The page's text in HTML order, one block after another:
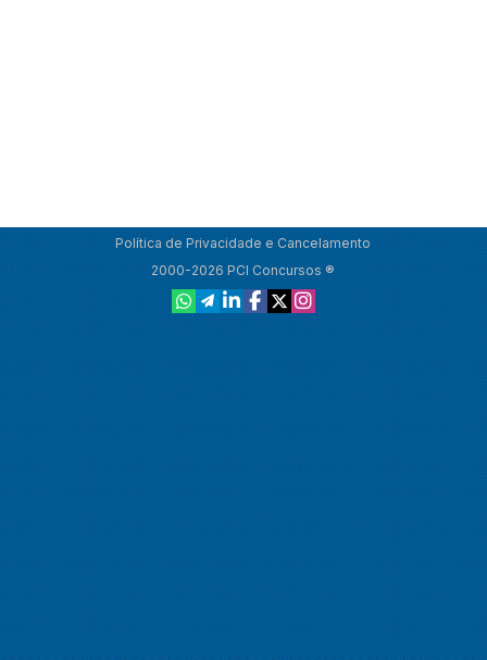
Política de Privacidade e Cancelamento
2000-2026 PCI Concursos ®